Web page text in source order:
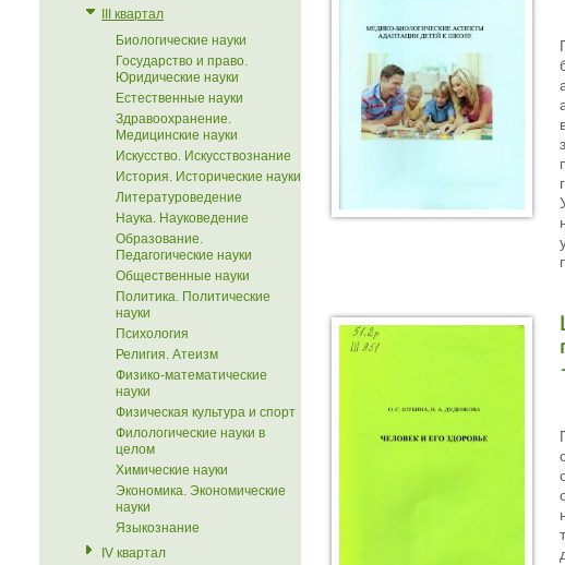
III квартал
Биологические науки
Государство и право.
Юридические науки
Естественные науки
Здравоохранение.
Медицинские науки
Искусство. Искусствознание
История. Исторические науки
Литературоведение
Наука. Науковедение
Образование.
Педагогические науки
Общественные науки
Политика. Политические
науки
Психология
Религия. Атеизм
Физико-математические
науки
Физическая культура и спорт
Филологические науки в
целом
Химические науки
Экономика. Экономические
науки
Языкознание
IV квартал